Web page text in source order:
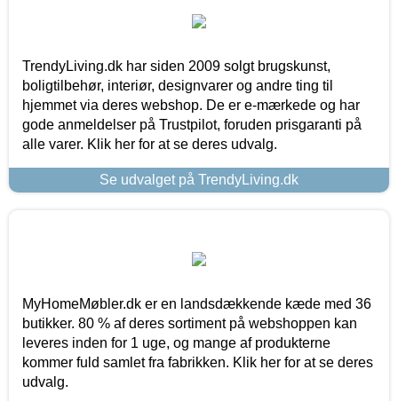
TrendyLiving.dk har siden 2009 solgt brugskunst,
boligtilbehør, interiør, designvarer og andre ting til
hjemmet via deres webshop. De er e-mærkede og har
gode anmeldelser på Trustpilot, foruden prisgaranti på
alle varer. Klik her for at se deres udvalg.
Se udvalget på TrendyLiving.dk
MyHomeMøbler.dk er en landsdækkende kæde med 36
butikker. 80 % af deres sortiment på webshoppen kan
leveres inden for 1 uge, og mange af produkterne
kommer fuld samlet fra fabrikken. Klik her for at se deres
udvalg.